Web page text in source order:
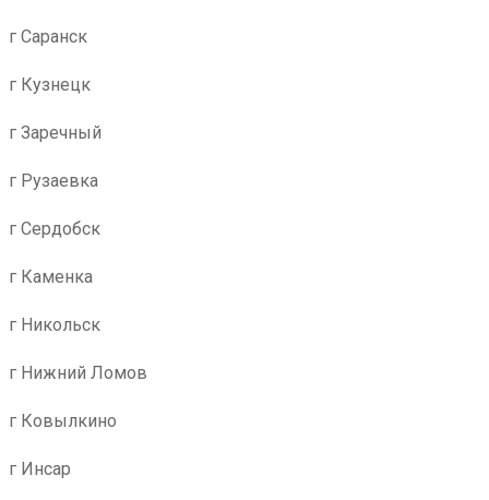
г Саранск
г Кузнецк
г Заречный
г Рузаевка
г Сердобск
г Каменка
г Никольск
г Нижний Ломов
г Ковылкино
г Инсар